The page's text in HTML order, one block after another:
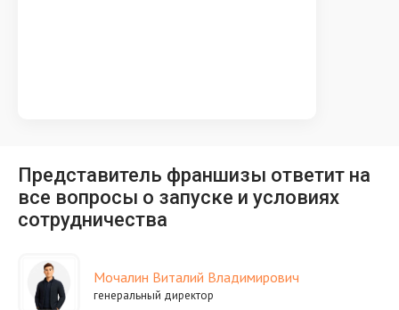
Представитель франшизы ответит на
все вопросы о запуске и условиях
сотрудничества
Мочалин Виталий Владимирович
генеральный директор